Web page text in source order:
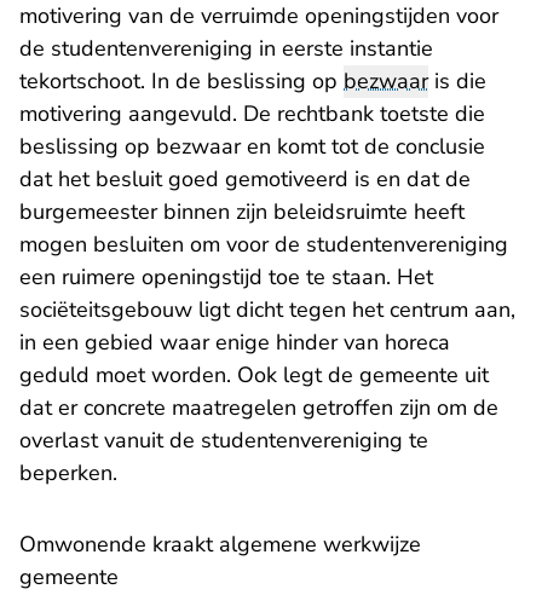
motivering van de verruimde openingstijden voor
de studentenvereniging in eerste instantie
tekortschoot. In de beslissing op bezwaaris die
motivering aangevuld. De rechtbank toetste die
beslissing op bezwaar en komt tot de conclusie
dat het besluit goed gemotiveerd is en dat de
burgemeester binnen zijn beleidsruimte heeft
mogen besluiten om voor de studentenvereniging
een ruimere openingstijd toe te staan. Het
sociëteitsgebouw ligt dicht tegen het centrum aan,
in een gebied waar enige hinder van horeca
geduld moet worden. Ook legt de gemeente uit
dat er concrete maatregelen getroffen zijn om de
overlast vanuit de studentenvereniging te
beperken.
Omwonende kraakt algemene werkwijze
gemeente